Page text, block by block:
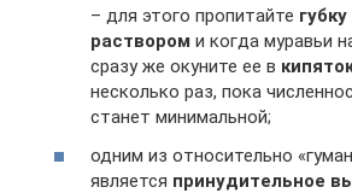
– для этого пропитайте
раствором и когда муравьи
сразу же окуните ее в
несколько раз, пока
станет минимальной;
одним из относительно
является принудительное